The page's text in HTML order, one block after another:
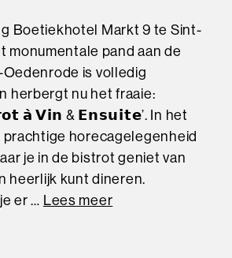
Boetiekhotel Markt 9 te Sint-
monumentale pand aan de
is volledig
herbergt nu het fraaie:
𝗮̀ 𝗩𝗶𝗻 & 𝗘𝗻𝘀𝘂𝗶𝘁𝗲’. In het
prachtige horecagelegenheid
je in de bistrot geniet van
heerlijk kunt dineren.
er … Lees meer